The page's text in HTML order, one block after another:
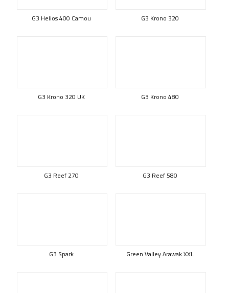
G3 Helios 400 Camou G3 Krono 320
G3 Krono 320 UK G3 Krono 480
G3 Reef 270 G3 Reef 580
G3 Spark Green Valley Arawak XXL